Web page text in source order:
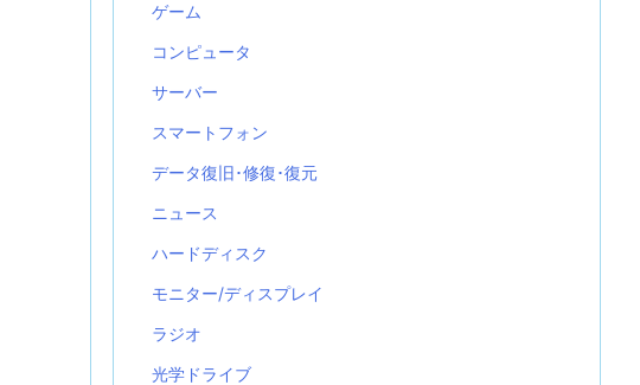
ゲーム
コンピュータ
サーバー
スマートフォン
データ復旧･修復･復元
ニュース
ハードディスク
モニター/ディスプレイ
ラジオ
光学ドライブ